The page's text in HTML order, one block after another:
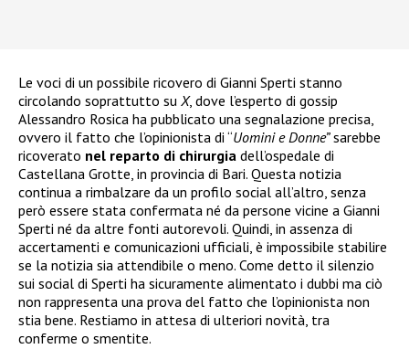
Le voci di un possibile ricovero di Gianni Sperti stanno
circolando soprattutto su X, dove l’esperto di gossip
Alessandro Rosica ha pubblicato una segnalazione precisa,
ovvero il fatto che l’opinionista di “Uomini e Donne”sarebbe
ricoverato nel reparto di chirurgia dell’ospedale di
Castellana Grotte, in provincia di Bari. Questa notizia
continua a rimbalzare da un profilo social all’altro, senza
però essere stata confermata né da persone vicine a Gianni
Sperti né da altre fonti autorevoli. Quindi, in assenza di
accertamenti e comunicazioni ufficiali, è impossibile stabilire
se la notizia sia attendibile o meno. Come detto il silenzio
sui social di Sperti ha sicuramente alimentato i dubbi ma ciò
non rappresenta una prova del fatto che l’opinionista non
stia bene. Restiamo in attesa di ulteriori novità, tra
conferme o smentite.